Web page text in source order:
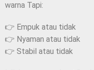
warna Tapi:
👉 Empuk atau tidak
👉 Nyaman atau tidak
👉 Stabil atau tidak